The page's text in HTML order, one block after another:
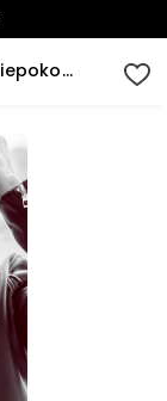
Niegrzeczna kolekcja. Tom 3. Niepokorny gracz. Niegrzeczna kolekcja. Tom 3 (e-book)